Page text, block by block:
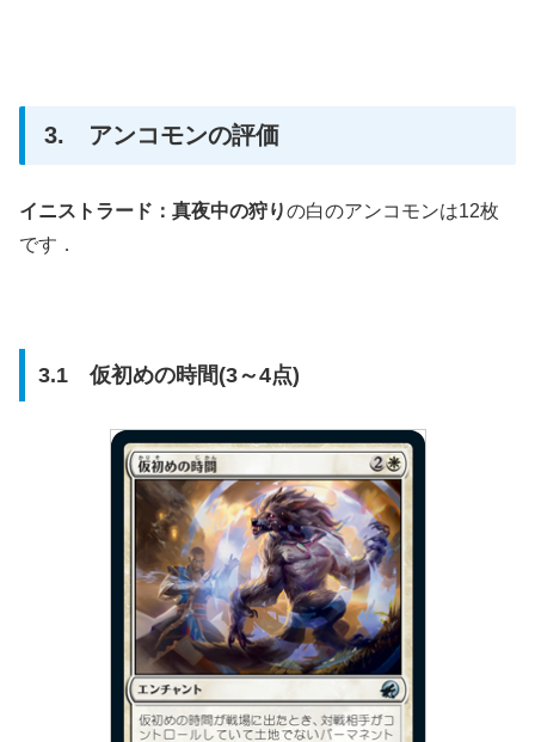
3. アンコモンの評価
イニストラード：真夜中の狩りの白のアンコモンは12枚
です．
3.1 仮初めの時間(3～4点)